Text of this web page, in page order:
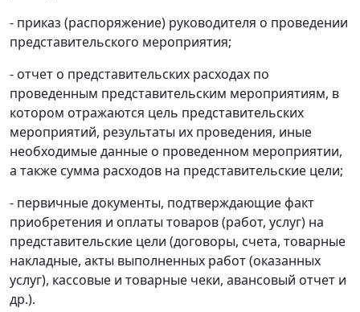
- приказ (распоряжение) руководителя о проведении
представительского мероприятия;
- отчет о представительских расходах по
проведенным представительским мероприятиям, в
котором отражаются цель представительских
мероприятий, результаты их проведения, иные
необходимые данные о проведенном мероприятии,
а также сумма расходов на представительские цели;
- первичные документы, подтверждающие факт
приобретения и оплаты товаров (работ, услуг) на
представительские цели (договоры, счета, товарные
накладные, акты выполненных работ (оказанных
услуг), кассовые и товарные чеки, авансовый отчет и
др.).